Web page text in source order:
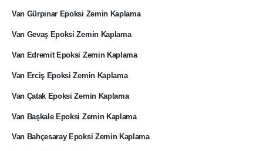
Van Gürpınar Epoksi Zemin Kaplama
Van Gevaş Epoksi Zemin Kaplama
Van Edremit Epoksi Zemin Kaplama
Van Erciş Epoksi Zemin Kaplama
Van Çatak Epoksi Zemin Kaplama
Van Başkale Epoksi Zemin Kaplama
Van Bahçesaray Epoksi Zemin Kaplama